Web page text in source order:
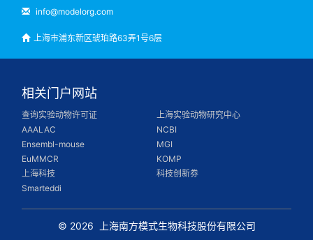
info@modelorg.com
上海市浦东新区琥珀路63弄1号6层
相关门户网站
查询实验动物许可证
上海实验动物研究中心
AAALAC
NCBI
Ensembl-mouse
MGI
EuMMCR
KOMP
上海科技
科技创新券
Smarteddi
© 2026
上海南方模式生物科技股份有限公司